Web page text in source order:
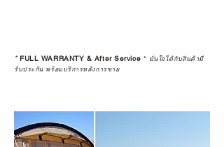
*FULL WARRANTY & After Service * มั่นใจได้กับสินค้ามี
รับประกัน พร้อมบริการหลังการขาย